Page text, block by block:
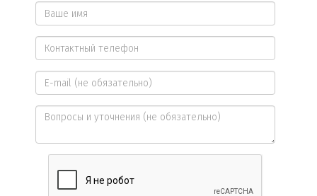
Ваше
имя
*
Контактный
телефон
*
E-
mail
Вопросы
уточнения